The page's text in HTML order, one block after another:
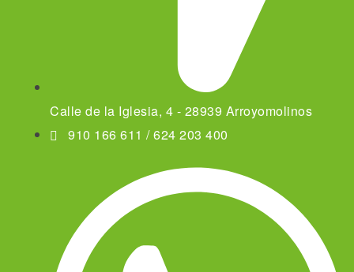
Calle de la Iglesia, 4 - 28939 Arroyomolinos
910 166 611 / 624 203 400